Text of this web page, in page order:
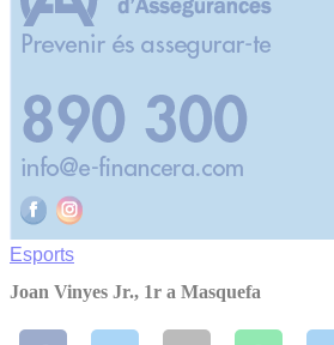
Esports
Joan Vinyes Jr., 1r a Masquefa